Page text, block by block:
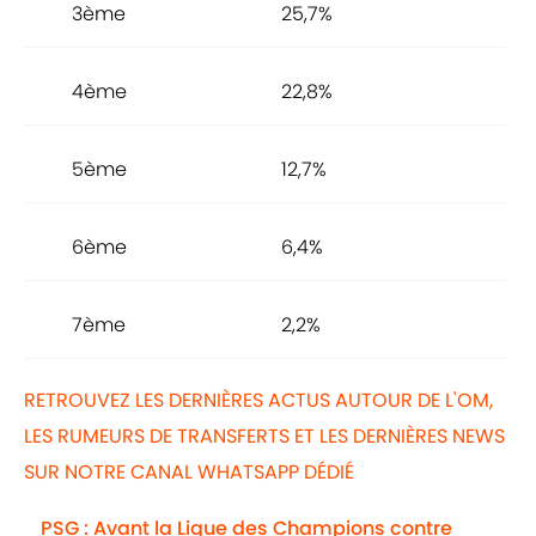
3ème 25,7%
4ème 22,8%
5ème 12,7%
6ème 6,4%
7ème 2,2%
RETROUVEZ LES DERNIÈRES ACTUS AUTOUR DE L'OM,
LES RUMEURS DE TRANSFERTS ET LES DERNIÈRES NEWS
SUR NOTRE CANAL WHATSAPP DÉDIÉ
PSG : Avant la Ligue des Champions contre